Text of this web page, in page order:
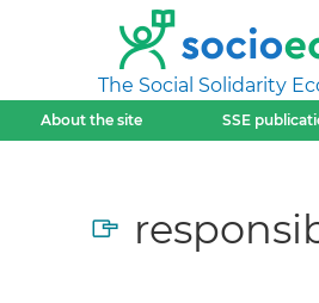
The Social Solidarity
About the site SSE